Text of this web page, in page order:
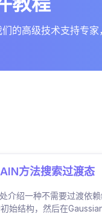
们的高级技术支持专
方法搜索过渡态
介绍一种不需要过渡依
始结构，然后在